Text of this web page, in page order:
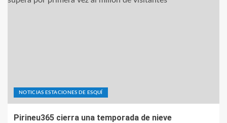
NOTICIAS ESTACIONES DE ESQUÍ
Pirineu365 cierra una temporada de nieve